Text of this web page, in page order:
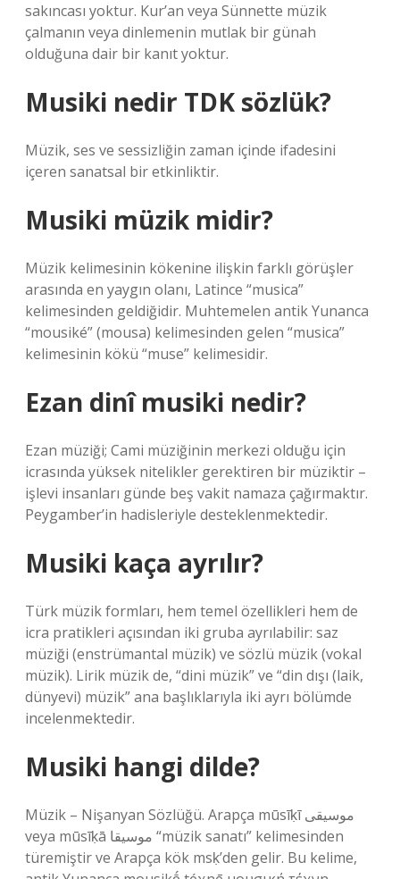
sakıncası yoktur. Kur’an veya Sünnette müzik
çalmanın veya dinlemenin mutlak bir günah
olduğuna dair bir kanıt yoktur.
Musiki nedir TDK sözlük?
Müzik, ses ve sessizliğin zaman içinde ifadesini
içeren sanatsal bir etkinliktir.
Musiki müzik midir?
Müzik kelimesinin kökenine ilişkin farklı görüşler
arasında en yaygın olanı, Latince “musica”
kelimesinden geldiğidir. Muhtemelen antik Yunanca
“mousiké” (mousa) kelimesinden gelen “musica”
kelimesinin kökü “muse” kelimesidir.
Ezan dinî musiki nedir?
Ezan müziği; Cami müziğinin merkezi olduğu için
icrasında yüksek nitelikler gerektiren bir müziktir –
işlevi insanları günde beş vakit namaza çağırmaktır.
Peygamber’in hadisleriyle desteklenmektedir.
Musiki kaça ayrılır?
Türk müzik formları, hem temel özellikleri hem de
icra pratikleri açısından iki gruba ayrılabilir: saz
müziği (enstrümantal müzik) ve sözlü müzik (vokal
müzik). Lirik müzik de, “dini müzik” ve “din dışı (laik,
dünyevi) müzik” ana başlıklarıyla iki ayrı bölümde
incelenmektedir.
Musiki hangi dilde?
Müzik – Nişanyan Sözlüğü. Arapça mūsīḳī موسيقى
veya mūsīḳā موسيقا “müzik sanatı” kelimesinden
türemiştir ve Arapça kök msḳ’den gelir. Bu kelime,